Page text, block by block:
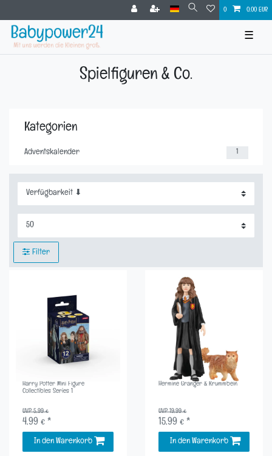
0 0,00 EUR
☰
Spielfiguren & Co.
Kategorien
Adventskalender
Filter
Harry Potter Mini Figure
Collectibles Series 1
UVP 5,99 €
4,99 € *
In den Warenkorb
Hermine Granger & Krummbein
UVP 19,99 €
15,99 € *
In den Warenkorb